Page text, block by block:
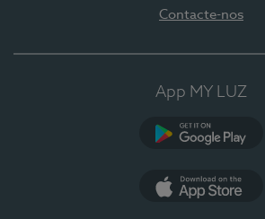
Contacte-nos
App MY LUZ